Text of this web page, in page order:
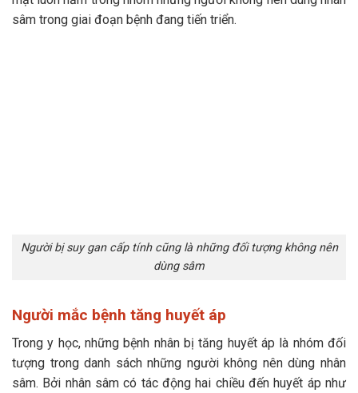
sâm trong giai đoạn bệnh đang tiến triển.
Người bị suy gan cấp tính cũng là những đối tượng không nên
dùng sâm
Người mắc bệnh tăng huyết áp
Trong y học, những bệnh nhân bị tăng huyết áp là nhóm đối
tượng trong danh sách những người không nên dùng nhân
sâm. Bởi nhân sâm có tác động hai chiều đến huyết áp như